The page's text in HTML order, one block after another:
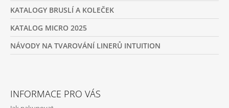
KATALOGY BRUSLÍ A KOLEČEK
KATALOG MICRO 2025
NÁVODY NA TVAROVÁNÍ LINERŮ INTUITION
INFORMACE PRO VÁS